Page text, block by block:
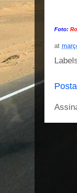
Foto:
at